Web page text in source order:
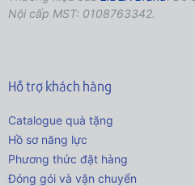
Nội cấp MST: 0108763342.
Hỗ trợ khách hàng
Catalogue quà tặng
Hồ sơ năng lực
Phương thức đặt hàng
Đóng gói và vận chuyển